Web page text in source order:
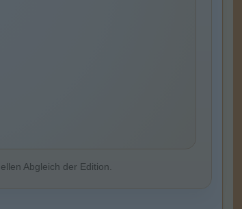
Abgleich der Edition.